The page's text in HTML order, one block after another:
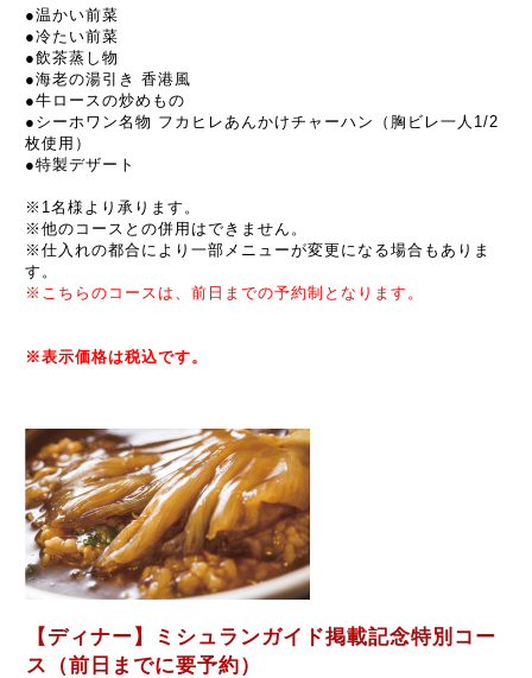
●温かい前菜
●冷たい前菜
●飲茶蒸し物
●海老の湯引き 香港風
●牛ロースの炒めもの
●シーホワン名物 フカヒレあんかけチャーハン（胸ビレ一人1/2
枚使用）
●特製デザート
※1名様より承ります。
※他のコースとの併用はできません。
※仕入れの都合により一部メニューが変更になる場合もありま
す。
※こちらのコースは、前日までの予約制となります。
※表示価格は税込です。
【ディナー】ミシュランガイド掲載記念特別コー
ス（前日までに要予約）